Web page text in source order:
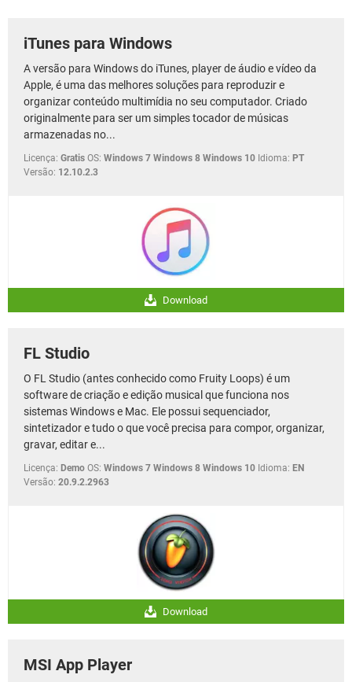
iTunes para Windows
A versão para Windows do iTunes, player de áudio e vídeo da
Apple, é uma das melhores soluções para reproduzir e
organizar conteúdo multimídia no seu computador. Criado
originalmente para ser um simples tocador de músicas
armazenadas no...
Licença: Gratis OS: Windows 7 Windows 8 Windows 10 Idioma: PT
Versão: 12.10.2.3
Download
FL Studio
O FL Studio (antes conhecido como Fruity Loops) é um
software de criação e edição musical que funciona nos
sistemas Windows e Mac. Ele possui sequenciador,
sintetizador e tudo o que você precisa para compor, organizar,
gravar, editar e...
Licença: Demo OS: Windows 7 Windows 8 Windows 10 Idioma: EN
Versão: 20.9.2.2963
Download
MSI App Player